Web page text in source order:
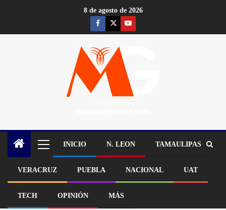
8 de agosto de 2026
INICIO N. LEON TAMAULIPAS
VERACRUZ PUEBLA NACIONAL UAT
TECH OPINIÓN MÁS